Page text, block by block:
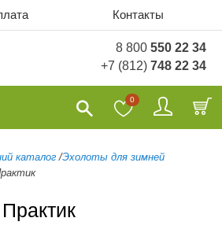
Контакты
8 800 550 22 34
+7 (812) 748 22 34
0
каталог /Эхолоты для зимней